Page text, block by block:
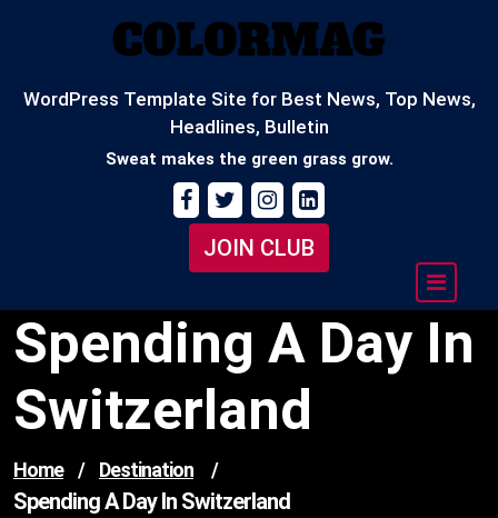
WordPress Template Site for Best News, Top News,
Headlines, Bulletin
Sweat makes the green grass grow.
JOIN CLUB
Spending A Day In
Switzerland
Home / Destination /
Spending A Day In Switzerland